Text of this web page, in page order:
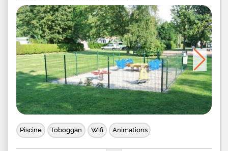
Piscine Toboggan Wifi Animations